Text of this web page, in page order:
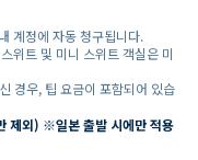
계정에 자동 청구됩니다.
위트 및 미니 스위트 객실은 미
경우, 팁 요금이 포함되어 있습
제외) ※일본 출발 시에만 적용